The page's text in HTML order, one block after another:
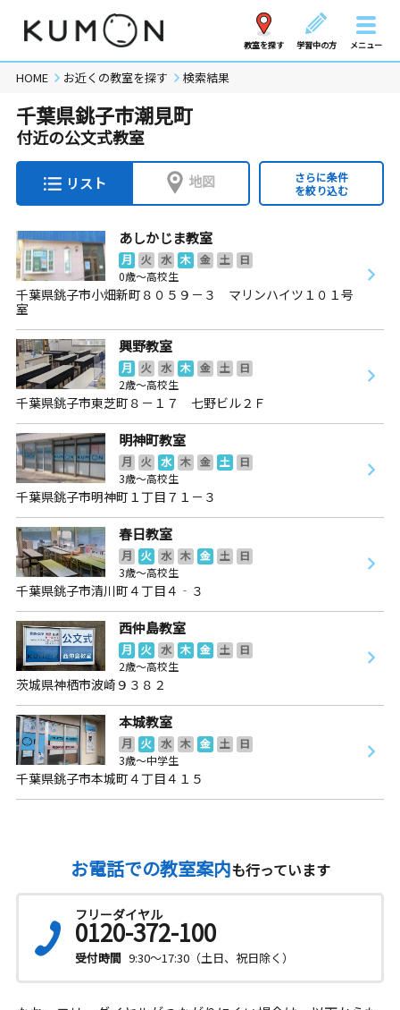
教室を探す 学習中の方 メニュー
HOME お近くの教室を探す 検索結果
千葉県銚子市潮見町
付近の公文式教室
リスト 地図
さらに条件
を絞り込む
あしかじま教室
月 火 水 木 金 土
日
0歳～高校生
千葉県銚子市小畑新町８０５９－３ マリンハイツ１０１号
室
興野教室
月 火 水 木 金 土
日
2歳～高校生
千葉県銚子市東芝町８－１７ 七野ビル２Ｆ
明神町教室
月 火 水 木 金 土
日
3歳～高校生
千葉県銚子市明神町１丁目７１－３
春日教室
月 火 水 木 金 土
日
3歳～高校生
千葉県銚子市清川町４丁目４‐３
西仲島教室
月 火 水 木 金 土
日
2歳～高校生
茨城県神栖市波崎９３８２
本城教室
月 火 水 木 金 土
日
3歳～中学生
千葉県銚子市本城町４丁目４１５
お電話での教室案内も行っています
フリーダイヤル
0120-372-100
受付時間 9:30～17:30（土日、祝日除く）